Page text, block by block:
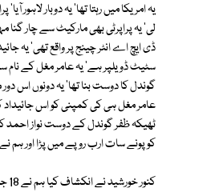
لی' یہ پراپرٹی بھی مارکیٹ سے چار گنا
سٹیٹ ڈویلپر ہے' یہ عامر مغل کے نام
گوندل کا دوست بنا تھا' یہ دونوں اس
ٹھیکہ ظفر گوندل کے دوست نواز
کو پونے سات ارب روپے میں پڑا اور